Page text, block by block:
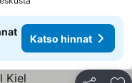
Katso hinnat